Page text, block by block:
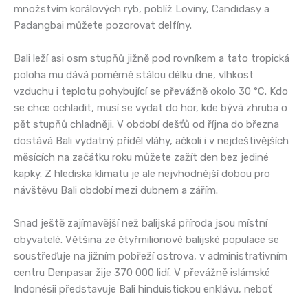
množstvím korálových ryb, poblíž Loviny, Candidasy a
Padangbai můžete pozorovat delfíny.
Bali leží asi osm stupňů jižně pod rovníkem a tato tropická
poloha mu dává poměrně stálou délku dne, vlhkost
vzduchu i teplotu pohybující se převážně okolo 30 °C. Kdo
se chce ochladit, musí se vydat do hor, kde bývá zhruba o
pět stupňů chladněji. V období dešťů od října do března
dostává Bali vydatný příděl vláhy, ačkoli i v nejdeštivějších
měsících na začátku roku můžete zažít den bez jediné
kapky. Z hlediska klimatu je ale nejvhodnější dobou pro
návštěvu Bali období mezi dubnem a zářím.
Snad ještě zajímavější než balijská příroda jsou místní
obyvatelé. Většina ze čtyřmilionové balijské populace se
soustřeďuje na jižním pobřeží ostrova, v administrativním
centru Denpasar žije 370 000 lidí. V převážně islámské
Indonésii představuje Bali hinduistickou enklávu, neboť